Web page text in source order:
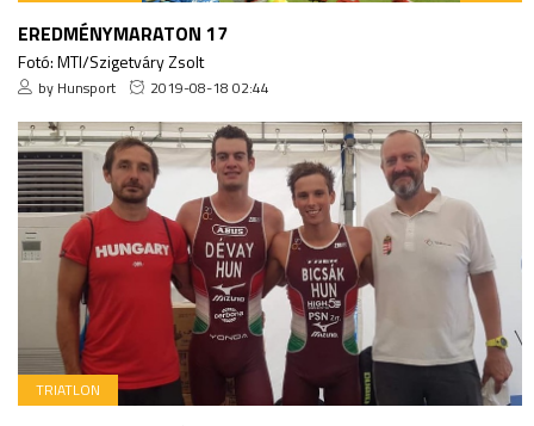
EREDMÉNYMARATON 17
Fotó: MTI/Szigetváry Zsolt
by Hunsport 2019-08-18 02:44
TRIATLON